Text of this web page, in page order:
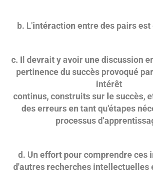
b. L'intéraction entre des pairs est
c. Il devrait y avoir une discussion
pertinence du succès provoqué
intérêt
continus, construits sur le succès,
des erreurs en tant qu'étapes
processus
d. Un effort pour comprendre ces
d'autres recherches intellectuelles